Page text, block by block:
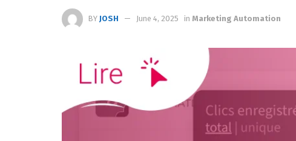
BY JOSH June 4, 2025 in Marketing Automation